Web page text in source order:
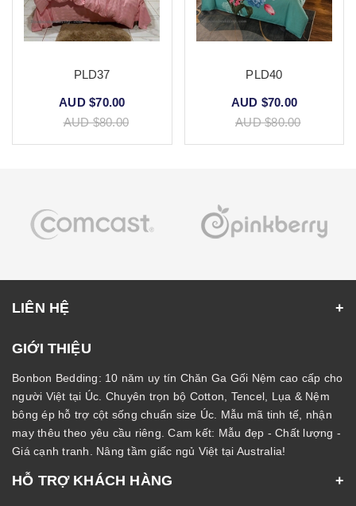
PLD37
AUD $70.00
AUD $80.00
PLD40
AUD $70.00
AUD $80.00
LIÊN HỆ
GIỚI THIỆU
Bonbon Bedding: 10 năm uy tín Chăn Ga Gối Nệm cao cấp cho
người Việt tại Úc. Chuyên trọn bộ Cotton, Tencel, Lụa & Nệm
bông ép hỗ trợ cột sống chuẩn size Úc. Mẫu mã tinh tế, nhận
may thêu theo yêu cầu riêng. Cam kết: Mẫu đẹp - Chất lượng -
Giá cạnh tranh. Nâng tầm giấc ngủ Việt tại Australia!
HỖ TRỢ KHÁCH HÀNG